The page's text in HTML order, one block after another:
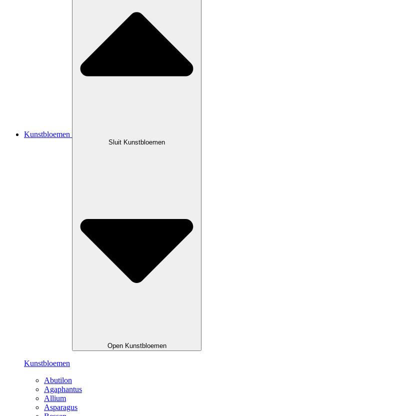
Kunstbloemen
Sluit Kunstbloemen
Open Kunstbloemen
Kunstbloemen
Abutilon
Agaphantus
Allium
Asparagus